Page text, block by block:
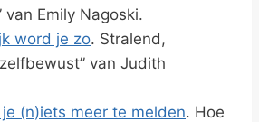
van Emily Nagoski.
word je zo. Stralend,
van Judith
(n)iets meer te melden. Hoe